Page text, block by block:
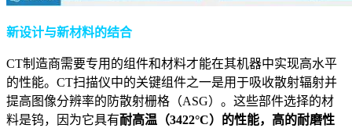
新设计与新材料的结合
CT制造商需要专用的组件和材料才能在其机器中实现高水平
的性能。CT扫描仪中的关键组件之一是用于吸收散射辐射并
提高图像分辨率的防散射栅格（ASG）。这些部件选择的材
料是钨，因为它具有耐高温（3422°C）的性能，高的耐磨性